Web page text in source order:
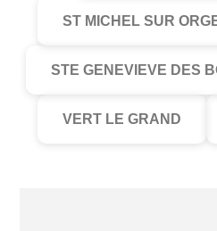
ST MICHEL SUR
STE GENEVIEVE DES
VERT LE GRAND